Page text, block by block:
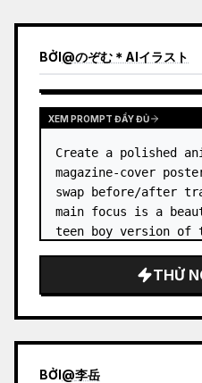
BỞI@のぞむ＊AIイラスト
XEM PROMPT ĐẦY ĐỦ
Create a polished
magazine-cover
swap before/after
main focus is a
teen boy version of
like a fashionTHỬ
BỞI@李岳